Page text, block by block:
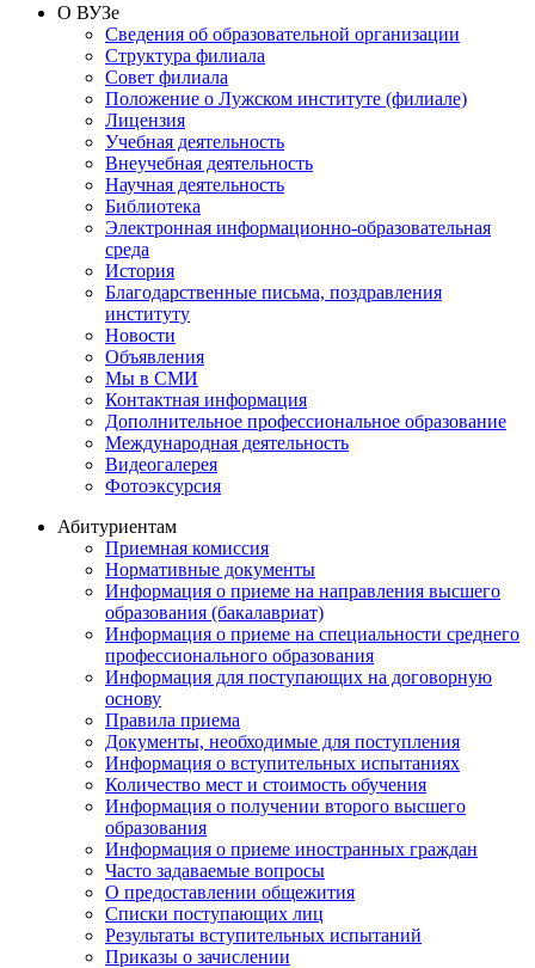
О ВУЗе
Сведения об образовательной организации
Структура филиала
Совет филиала
Положение о Лужском институте (филиале)
Лицензия
Учебная деятельность
Внеучебная деятельность
Научная деятельность
Библиотека
Электронная информационно-образовательная
среда
История
Благодарственные письма, поздравления
институту
Новости
Объявления
Мы в СМИ
Контактная информация
Дополнительное профессиональное образование
Международная деятельность
Видеогалерея
Фотоэксурсия
Абитуриентам
Приемная комиссия
Нормативные документы
Информация о приеме на направления высшего
образования (бакалавриат)
Информация о приеме на специальности среднего
профессионального образования
Информация для поступающих на договорную
основу
Правила приема
Документы, необходимые для поступления
Информация о вступительных испытаниях
Количество мест и стоимость обучения
Информация о получении второго высшего
образования
Информация о приеме иностранных граждан
Часто задаваемые вопросы
О предоставлении общежития
Списки поступающих лиц
Результаты вступительных испытаний
Приказы о зачислении